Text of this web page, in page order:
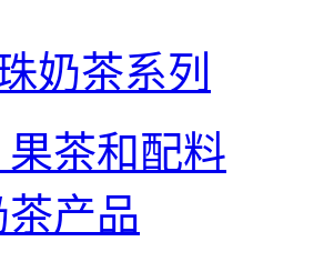
奶茶系列
茶和配料
茶产品